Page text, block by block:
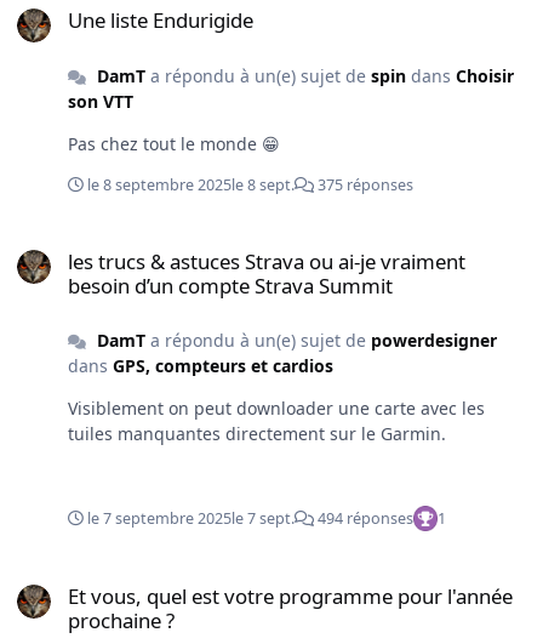
Une liste Endurigide
DamTa répondu à un(e) sujet de spindans Choisir
son VTT
Pas chez tout le monde 😁
le 8 septembre 2025le 8 sept. 375 réponses
les trucs & astuces Strava ou ai-je vraiment
besoin d’un compte Strava Summit
DamTa répondu à un(e) sujet de powerdesigner
dans GPS, compteurs et cardios
Visiblement on peut downloader une carte avec les
tuiles manquantes directement sur le Garmin.
le 7 septembre 2025le 7 sept. 494 réponses 1
Et vous, quel est votre programme pour l'année
prochaine ?